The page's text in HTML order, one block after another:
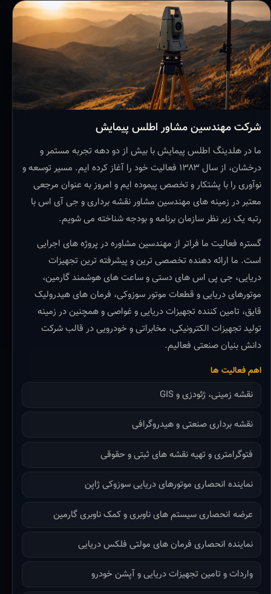
شرکت مهندسین مشاور اطلس پیمایش
ما در هلدینگ اطلس پیمایش با بیش از دو دهه تجربه مستمر و
درخشان، از سال ۱۳۸۳ فعالیت خود را آغاز کرده ایم. مسیر توسعه و
نوآوری را با پشتکار و تخصص پیموده ایم و امروز به عنوان مرجعی
معتبر در زمینه های مهندسین مشاور نقشه برداری و جی آی اس با
رتبه یک زیر نظر سازمان برنامه و بودجه شناخته می شویم.
گستره فعالیت ما فراتر از مهندسین مشاوره در پروژه های اجرایی
است. ما ارائه دهنده تخصصی ترین و پیشرفته ترین تجهیزات
دریایی، جی پی اس های دستی و ساعت های هوشمند گارمین،
موتورهای دریایی و قطعات موتور سوزوکی، فرمان های هیدرولیک
قایق، تامین کننده تجهیزات دریایی و غواصی و همچنین در زمینه
تولید تجهیزات الکترونیکی، مخابراتی و خودرویی در قالب شرکت
دانش بنیان صنعتی فعالیم.
اهم فعالیت ها
نقشه زمینی، ژئودزی و GIS
نقشه برداری صنعتی و هیدروگرافی
فتوگرامتری و تهیه نقشه های ثبتی و حقوقی
نماینده انحصاری موتورهای دریایی سوزوکی ژاپن
عرضه انحصاری سیستم های ناوبری و کمک ناوبری گارمین
نماینده انحصاری فرمان های مولتی فلکس دریایی
واردات و تامین تجهیزات دریایی و آپشن خودرو